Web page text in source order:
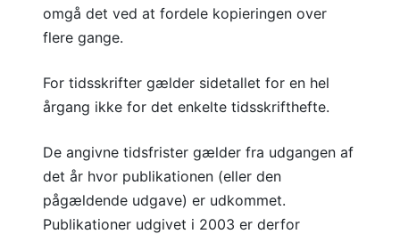
omgå det ved at fordele kopieringen over
flere gange.
For tidsskrifter gælder sidetallet for en hel
årgang ikke for det enkelte tidsskrifthefte.
De angivne tidsfrister gælder fra udgangen af
det år hvor publikationen (eller den
pågældende udgave) er udkommet.
Publikationer udgivet i 2003 er derfor